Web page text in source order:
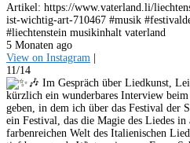
Artikel: https://www.vaterland.li/
ist-wichtig-art-710467 #musik
#liechtenstein musikinhalt vaterland
5 Monaten ago
View on Instagram
11/14